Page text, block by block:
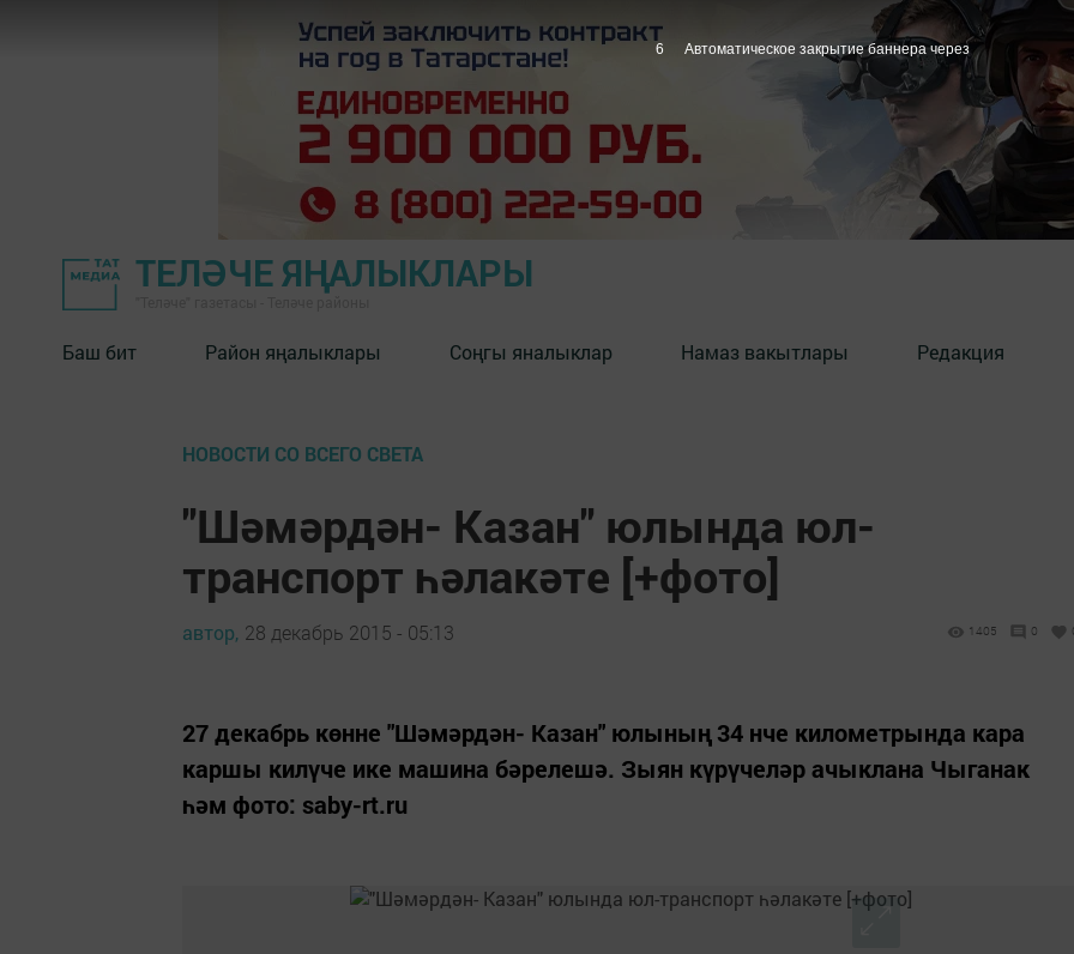
ТЕЛӘЧЕ ЯҢАЛЫКЛАРЫ
Баш бит Район яңалыклары Соңгы яналыклар Намаз вакытлары Редакция
НОВОСТИ СО ВСЕГО СВЕТА
"Шәмәрдән- Казан" юлында юл-
транспорт һәлакәте [+фото]
автор, 28 декабрь 2015 - 05:13 1405 0
27 декабрь көнне "Шәмәрдән- Казан" юлының 34 нче километрында кара
каршы килүче ике машина бәрелешә. Зыян күрүчеләр ачыклана Чыганак
һәм фото: saby-rt.ru
5 Автоматическое закрытие баннера через